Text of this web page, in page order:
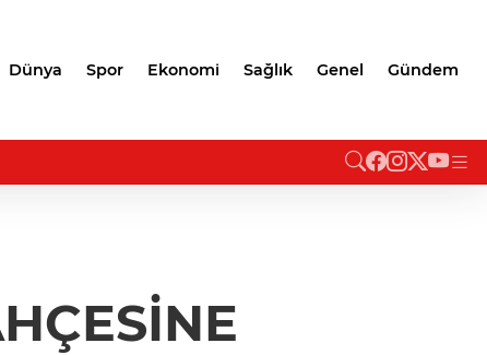
Dünya Spor Ekonomi Sağlık Genel Gündem